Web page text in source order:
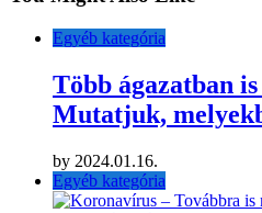
Egyéb kategória
Több ágazatban
Mutatjuk,
by 2024.01.16.
Egyéb kategória